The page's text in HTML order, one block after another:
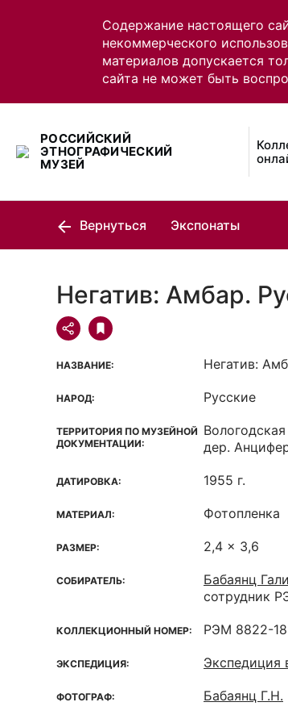
Содержание настоящего
некоммерческого
материалов допускается
сайта не может быть
РОССИЙСКИЙ
ЭТНОГРАФИЧЕСКИЙ
МУЗЕЙ
Вернуться Экспонаты
Негатив: Амбар.
НАЗВАНИЕ: Негатив:
НАРОД: Русские
ТЕРРИТОРИЯ ПО МУЗЕЙНОЙ
ДОКУМЕНТАЦИИ:
дер.
ДАТИРОВКА: 1955 г.
МАТЕРИАЛ: Фотопленка
РАЗМЕР: 2,4 x 3,6
СОБИРАТЕЛЬ: Бабаянц
сотрудник
КОЛЛЕКЦИОННЫЙ НОМЕР: РЭМ 8822-18
ЭКСПЕДИЦИЯ: Экспедиция
ФОТОГРАФ: Бабаянц Г.Н.